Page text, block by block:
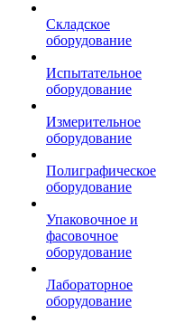
Складское
оборудование
Испытательное
оборудование
Измерительное
оборудование
Полиграфическое
оборудование
Упаковочное и
фасовочное
оборудование
Лабораторное
оборудование